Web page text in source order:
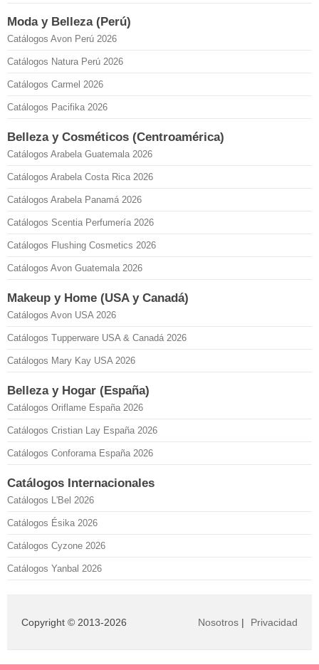
Moda y Belleza (Perú)
Catálogos Avon Perú 2026
Catálogos Natura Perú 2026
Catálogos Carmel 2026
Catálogos Pacifika 2026
Belleza y Cosméticos (Centroamérica)
Catálogos Arabela Guatemala 2026
Catálogos Arabela Costa Rica 2026
Catálogos Arabela Panamá 2026
Catálogos Scentia Perfumería 2026
Catálogos Flushing Cosmetics 2026
Catálogos Avon Guatemala 2026
Makeup y Home (USA y Canadá)
Catálogos Avon USA 2026
Catálogos Tupperware USA & Canadá 2026
Catálogos Mary Kay USA 2026
Belleza y Hogar (España)
Catálogos Oriflame España 2026
Catálogos Cristian Lay España 2026
Catálogos Conforama España 2026
Catálogos Internacionales
Catálogos L'Bel 2026
Catálogos Ésika 2026
Catálogos Cyzone 2026
Catálogos Yanbal 2026
Copyright © 2013-2026 Nosotros | Privacidad